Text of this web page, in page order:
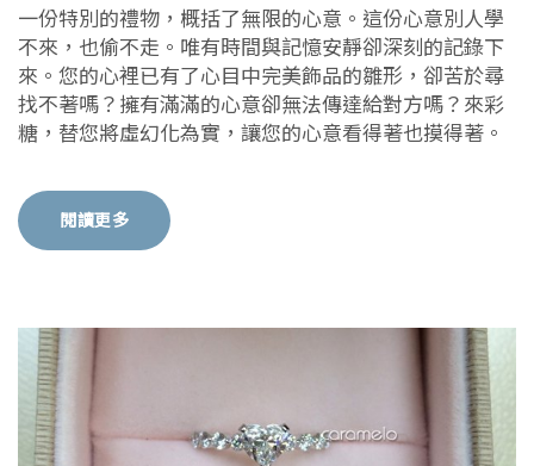
一份特別的禮物，概括了無限的心意。這份心意別人學
不來，也偷不走。唯有時間與記憶安靜卻深刻的記錄下
來。您的心裡已有了心目中完美飾品的雛形，卻苦於尋
找不著嗎？擁有滿滿的心意卻無法傳達給對方嗎？來彩
糖，替您將虛幻化為實，讓您的心意看得著也摸得著。
閱讀更多